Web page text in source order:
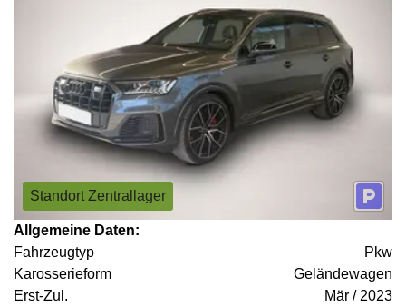
Standort Zentrallager
Allgemeine Daten:
Fahrzeugtyp
Pkw
Karosserieform
Geländewagen
Erst-Zul.
Mär / 2023